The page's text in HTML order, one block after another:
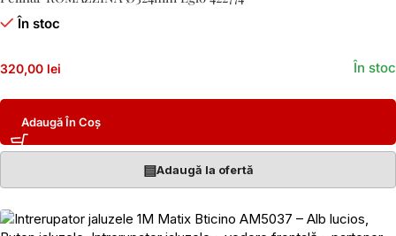
În stoc
320,00 lei În stoc
Adaugă În Coș
▤Adaugă la ofertă